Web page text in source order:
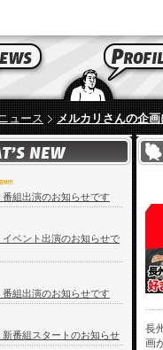
ュース メルカリさんの企
番組出演のお知らせです
イベント出演のお知らせで
番組出演のお知らせです
新番組スタートのお知らせ
長
画